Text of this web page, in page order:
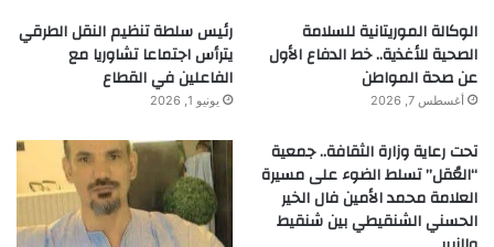
الوكالة الموريتانية للسلامة
الصحية للأغذية.. خط الدفاع الأول
عن صحة المواطن
أغسطس 7, 2026
رئيس سلطة تنظيم النقل الطرقي
يترأس اجتماعا تشاوريا مع
الفاعلين في القطاع
يونيو 1, 2026
تحت رعاية وزارة الثقافة.. جمعية
“العُقل” تسلط الضوء على مسيرة
العلامة محمد الأمين فال الخير
الحسني الشنقيطي بين شنقيط